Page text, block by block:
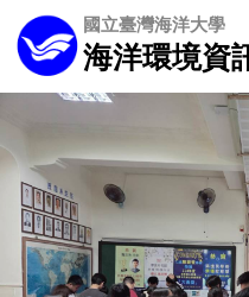
跳
到
主
要
國立臺灣海洋大學
海洋環境資